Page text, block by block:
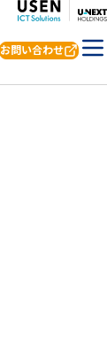
お問い合わせ